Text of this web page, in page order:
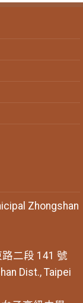
Zhongshan
二段 141 號
Dist., Taipei